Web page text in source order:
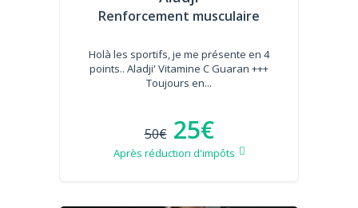
Renforcement musculaire
Holà les sportifs, je me présente en 4
points.. Aladji' Vitamine C Guaran +++
Toujours en...
50€ 25€
Après réduction d'impôts